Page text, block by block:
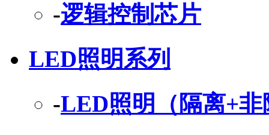
-逻辑控制芯片
LED照明系列
-LED照明（隔离+非